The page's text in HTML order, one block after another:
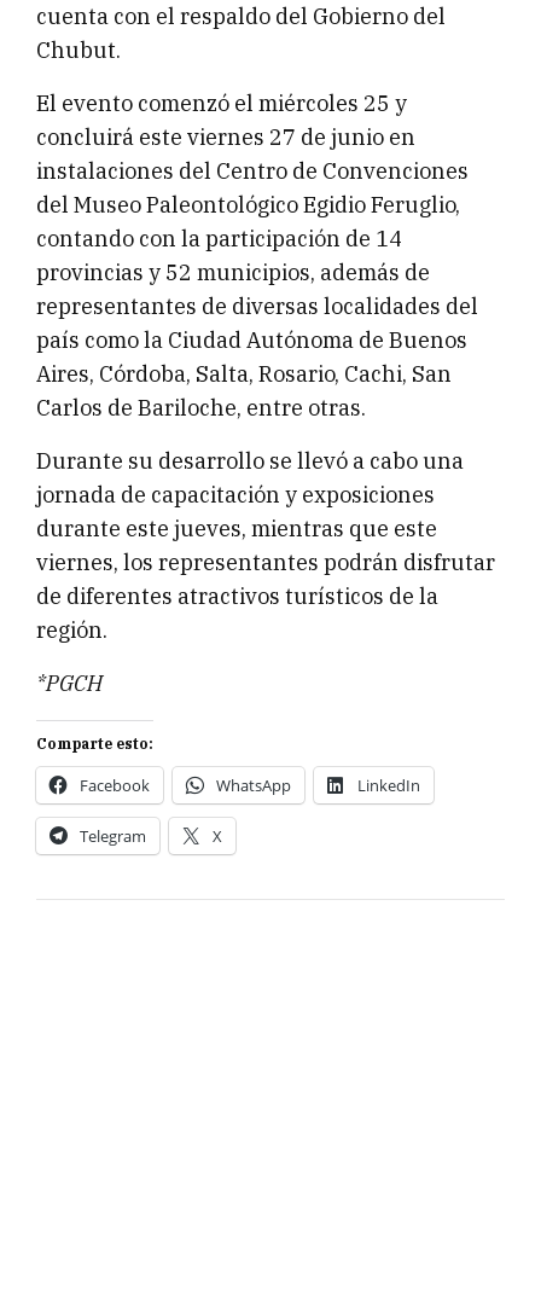
cuenta con el respaldo del Gobierno del
Chubut.
El evento comenzó el miércoles 25 y
concluirá este viernes 27 de junio en
instalaciones del Centro de Convenciones
del Museo Paleontológico Egidio Feruglio,
contando con la participación de 14
provincias y 52 municipios, además de
representantes de diversas localidades del
país como la Ciudad Autónoma de Buenos
Aires, Córdoba, Salta, Rosario, Cachi, San
Carlos de Bariloche, entre otras.
Durante su desarrollo se llevó a cabo una
jornada de capacitación y exposiciones
durante este jueves, mientras que este
viernes, los representantes podrán disfrutar
de diferentes atractivos turísticos de la
región.
*PGCH
Comparte esto:
Facebook WhatsApp LinkedIn
Telegram X